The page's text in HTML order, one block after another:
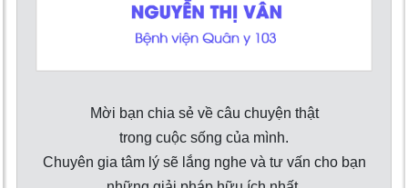
Mời bạn chia sẻ về câu chuyện thật
trong cuộc sống của mình.
Chuyên gia tâm lý sẽ lắng nghe và tư vấn cho bạn